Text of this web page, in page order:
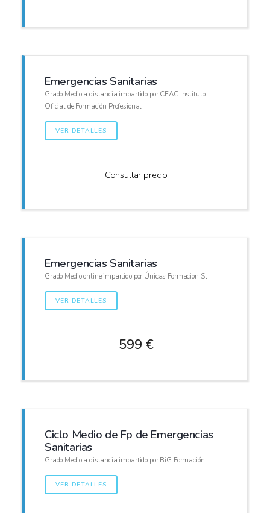
Emergencias Sanitarias
Grado Medio a distancia impartido por CEAC Instituto
Oficial de Formación Profesional
VER DETALLES
Consultar precio
Emergencias Sanitarias
Grado Medio online impartido por Únicas Formacion Sl
VER DETALLES
599 €
Ciclo Medio de Fp de Emergencias
Sanitarias
Grado Medio a distancia impartido por BiG Formación
VER DETALLES